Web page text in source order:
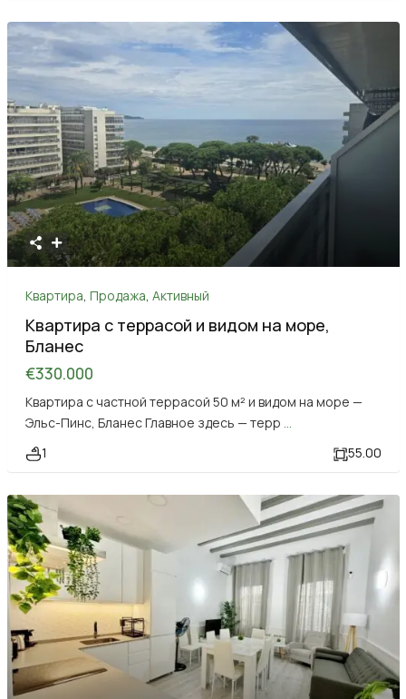
Квартира, Продажа, Активный
Квартира с террасой и видом на море,
Бланес
€330.000
Квартира с частной террасой 50 м² и видом на море —
Эльс-Пинс, Бланес Главное здесь — терр ...
1
55.00